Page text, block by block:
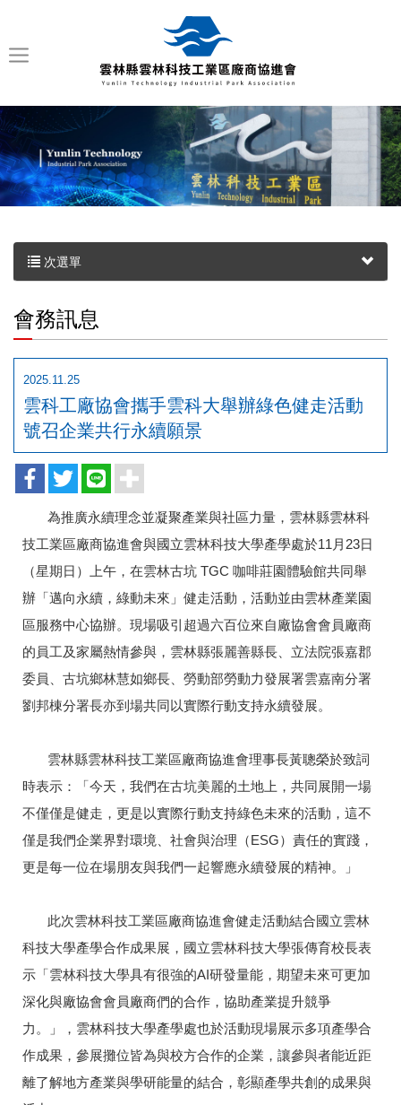
次選單
會務訊息
2025.11.25
雲科工廠協會攜手雲科大舉辦綠色健走活動
號召企業共行永續願景
為推廣永續理念並凝聚產業與社區力量，雲林縣雲林科
技工業區廠商協進會與國立雲林科技大學產學處於11月23日
（星期日）上午，在雲林古坑 TGC 咖啡莊園體驗館共同舉
辦「邁向永續，綠動未來」健走活動，活動並由雲林產業園
區服務中心協辦。現場吸引超過六百位來自廠協會會員廠商
的員工及家屬熱情參與，雲林縣張麗善縣長、立法院張嘉郡
委員、古坑鄉林慧如鄉長、勞動部勞動力發展署雲嘉南分署
劉邦棟分署長亦到場共同以實際行動支持永續發展。
雲林縣雲林科技工業區廠商協進會理事長黃聰榮於致詞
時表示：「今天，我們在古坑美麗的土地上，共同展開一場
不僅僅是健走，更是以實際行動支持綠色未來的活動，這不
僅是我們企業界對環境、社會與治理（ESG）責任的實踐，
更是每一位在場朋友與我們一起響應永續發展的精神。」
此次雲林科技工業區廠商協進會健走活動結合國立雲林
科技大學產學合作成果展 ， 國立雲林科技大學張傳育校長表
示「雲林科技大學具有很強的AI研發量能，期望未來可更加
深化與廠協會會員廠商們的合作，協助產業提升競爭
力。」，雲林科技大學產學處也於活動現場展示多項產學合
作成果，參展攤位皆為與校方合作的企業，讓參與者能近距
離了解地方產業與學研能量的結合，彰顯產學共創的成果與